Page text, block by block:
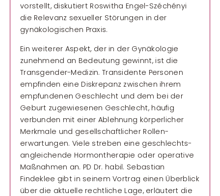
vorstellt, diskutiert Roswitha Engel-Széchényi
die Relevanz sexueller Störungen in der
gynäkologischen Praxis.
Ein weiterer Aspekt, der in der Gynäkologie
zunehmend an Bedeutung gewinnt, ist die
Transgender-Medizin. Transidente Personen
empfinden eine Diskrepanz zwischen ihrem
empfundenen Geschlecht und dem bei der
Geburt zugewiesenen Geschlecht, häufig
verbunden mit einer Ablehnung körperlicher
Merkmale und gesell­schaftlicher Rollen­
erwartungen. Viele streben eine geschlechts­
angleichende Hormon­therapie oder operative
Maßnahmen an. PD Dr. habil. Sebastian
Findeklee gibt in seinem Vortrag einen Überblick
über die aktuelle rechtliche Lage, erläutert die